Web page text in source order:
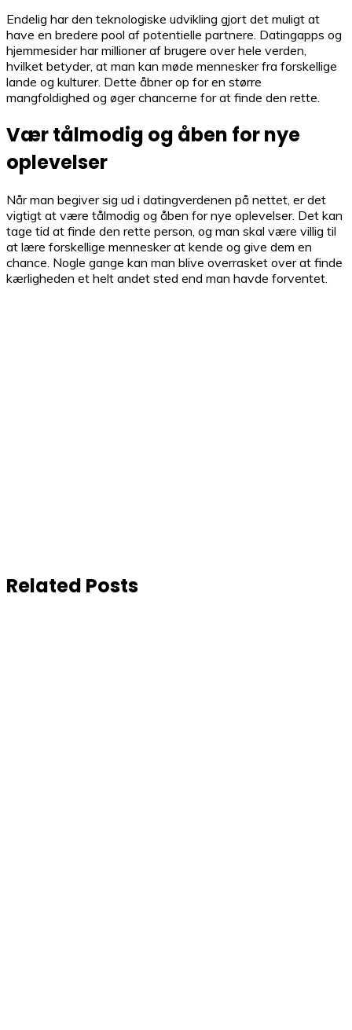
Endelig har den teknologiske udvikling gjort det muligt at
have en bredere pool af potentielle partnere. Datingapps og
hjemmesider har millioner af brugere over hele verden,
hvilket betyder, at man kan møde mennesker fra forskellige
lande og kulturer. Dette åbner op for en større
mangfoldighed og øger chancerne for at finde den rette.
Vær tålmodig og åben for nye
oplevelser
Når man begiver sig ud i datingverdenen på nettet, er det
vigtigt at være tålmodig og åben for nye oplevelser. Det kan
tage tid at finde den rette person, og man skal være villig til
at lære forskellige mennesker at kende og give dem en
chance. Nogle gange kan man blive overrasket over at finde
kærligheden et helt andet sted end man havde forventet.
Related Posts